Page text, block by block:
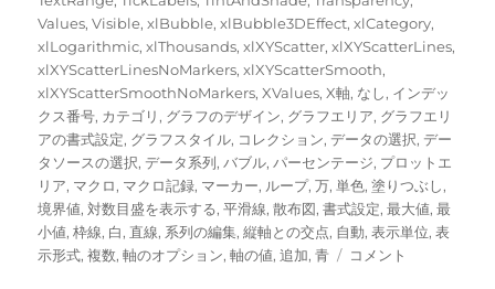
Values,Visible,xlBubble,xlBubble3DEffect,xlCategory,
xlLogarithmic,xlThousands,xlXYScatter,xlXYScatterLines,
xlXYScatterLinesNoMarkers,xlXYScatterSmooth,
xlXYScatterSmoothNoMarkers,XValues,X軸, なし, インデッ
クス番号, カテゴリ , グラフのデザイン, グラフエリア, グラフエリ
アの書式設定, グラフスタイル, コレクション,データの選択,デー
タソースの選択,データ系列, バブル, パーセンテージ, プロットエ
リア, マクロ, マクロ記録, マーカー, ループ,万,単色,塗りつぶし,
境界値,対数目盛を表示する,平滑線,散布図,書式設定,最大値,最
小値,枠線, 白, 直線, 系列の編集,縦軸との交点, 自動,表示単位,表
示形式,複数,軸のオプション,軸の値,追加,青
複
コメント